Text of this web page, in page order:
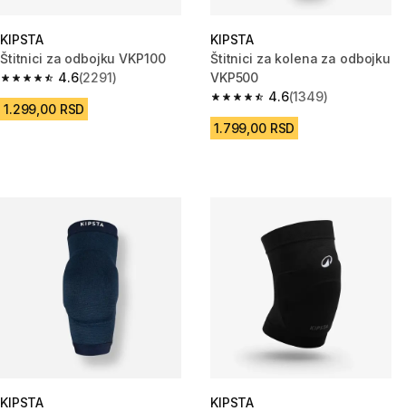
KIPSTA
Štitnici za odbojku VKP100
4.6
4.6 od 5 zvezdica from 2291 Recenzije
(2291)
1.299,00 RSD
KIPSTA
Štitnici za kolena za odbojku
VKP500
4.6
4.6 od 5 zvezdica from 1349
(1349)
1.799,00 RSD
KIPSTA
KIPSTA